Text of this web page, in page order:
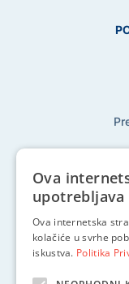
Ova
upotrebljava
Ova internetska
kolačiće u svrhe
iskustva. Politika